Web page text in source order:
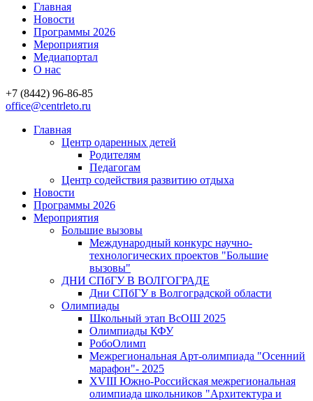
Главная
Новости
Программы 2026
Мероприятия
Медиапортал
О нас
+7 (8442) 96-86-85
office@centrleto.ru
Главная
Центр одаренных детей
Родителям
Педагогам
Центр содействия развитию отдыха
Новости
Программы 2026
Мероприятия
Большие вызовы
Международный конкурс научно-
технологических проектов "Большие
вызовы"
ДНИ СПбГУ В ВОЛГОГРАДЕ
Дни СПбГУ в Волгоградской области
Олимпиады
Школьный этап ВсОШ 2025
Олимпиады КФУ
РобоОлимп
Межрегиональная Арт-олимпиада "Осенний
марафон"- 2025
XVIII Южно-Российская межрегиональная
олимпиада школьников "Архитектура и